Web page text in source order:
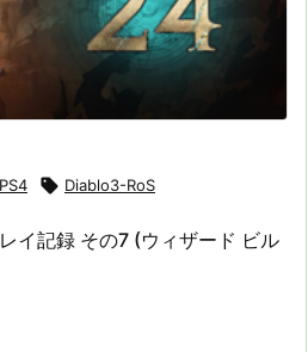
 Diablo3-RoS
イ記録 その7 (ウィザード ビル